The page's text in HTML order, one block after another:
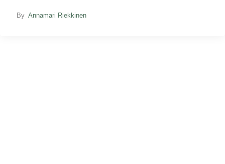
By Annamari Riekkinen